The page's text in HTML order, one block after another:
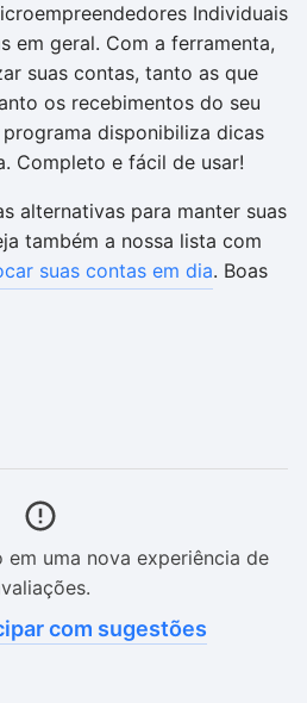
Individuais
em geral. Com a ferramenta,
suas contas, tanto as que
os recebimentos do seu
disponibiliza dicas
Completo e fácil de usar!
alternativas para manter suas
também a nossa lista com
suas contas em dia. Boas
em uma nova experiência de
com sugestões